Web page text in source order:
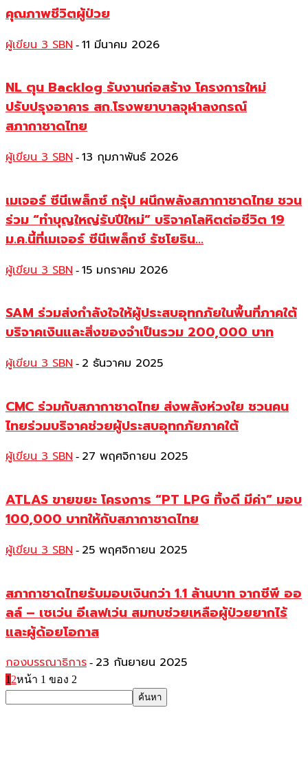
คุณภาพชีวิตผู้ป่วย
ผู้เขียน 3 SBN - 11 มีนาคม 2026
NL ตุน Backlog รับงานก่อสร้าง โครงการใหม่
ปรับปรุงอาคาร สก.โรงพยาบาลจุฬาลงกรณ์
สภากาชาดไทย
ผู้เขียน 3 SBN - 13 กุมภาพันธ์ 2026
เมเจอร์ ซีนีเพล็กซ์ กรุ้ป ผนึกพลังสภากาชาดไทย ชวน
ร่วม “ทำบุญใหญ่รับปีใหม่” บริจาคโลหิตต่อชีวิต 19
ม.ค.นี้ที่เมเจอร์ ซีนีเพล็กซ์ รัชโยธิน...
ผู้เขียน 3 SBN - 15 มกราคม 2026
SAM ร่วมส่งกำลังใจให้ผู้ประสบอุทกภัยในพื้นที่ภาคใต้
บริจาคเงินและสิ่งของจำเป็นรวม 200,000 บาท
ผู้เขียน 3 SBN - 2 ธันวาคม 2025
CMC ร่วมกับสภากาชาดไทย ส่งพลังห่วงใย ชวนคน
ไทยร่วมบริจาคช่วยผู้ประสบอุทกภัยภาคใต้
ผู้เขียน 3 SBN - 27 พฤศจิกายน 2025
ATLAS ขายขยะ โครงการ “PT LPG ทิ้งดี มีค่า” มอบ
100,000 บาทให้กับสภากาชาดไทย
ผู้เขียน 3 SBN - 25 พฤศจิกายน 2025
สภากาชาดไทยรับมอบเงินกว่า 1.1 ล้านบาท จากซีพี ออ
ลล์ – เซเว่น อีเลฟเว่น สมทบช่วยเหลือผู้ป่วยยากไร้
และผู้ด้อยโอกาส
กองบรรณาธิการ - 23 กันยายน 2025
1 2หน้า 1 ของ 2